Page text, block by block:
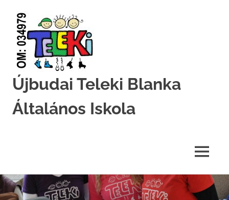
Skip
to
Újbudai Teleki Blanka
Általános Iskola
MENU